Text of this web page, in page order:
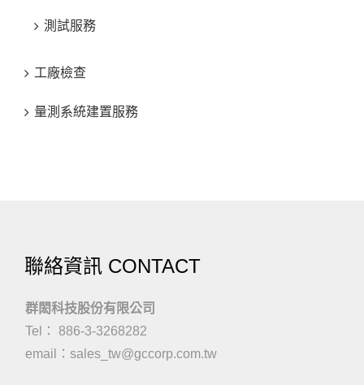
測試服務
工廠檢查
量測系統建置服務
聯絡資訊 CONTACT
群閎科技股份有限公司
Tel： 886-3-3268282
email： sales_tw@gccorp.com.tw